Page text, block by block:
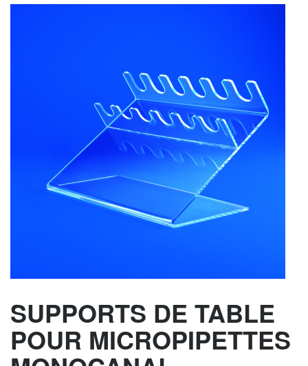
SUPPORTS DE TABLE
POUR MICROPIPETTES